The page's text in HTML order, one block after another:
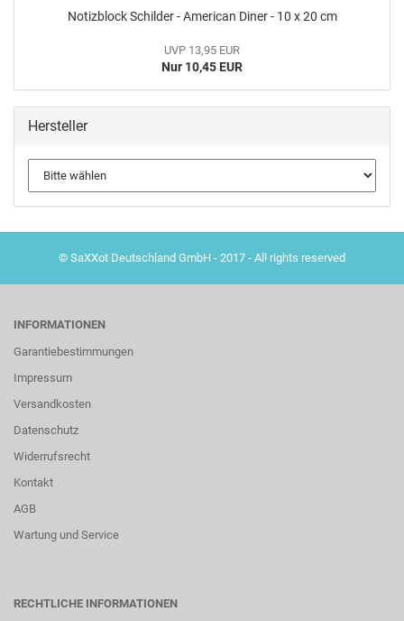
Notizblock Schilder - American Diner - 10 x 20 cm
UVP 13,95 EUR
Nur 10,45 EUR
Hersteller
© SaXXot Deutschland GmbH - 2017 - All rights reserved
INFORMATIONEN
Garantiebestimmungen
Impressum
Versandkosten
Datenschutz
Widerrufsrecht
Kontakt
AGB
Wartung und Service
RECHTLICHE INFORMATIONEN